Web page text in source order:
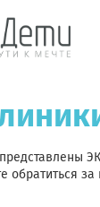
обратиться